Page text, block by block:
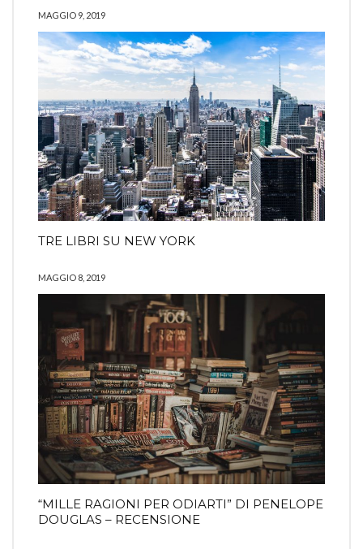
MAGGIO 9, 2019
TRE LIBRI SU NEW YORK
MAGGIO 8, 2019
“MILLE RAGIONI PER ODIARTI” DI PENELOPE
DOUGLAS – RECENSIONE